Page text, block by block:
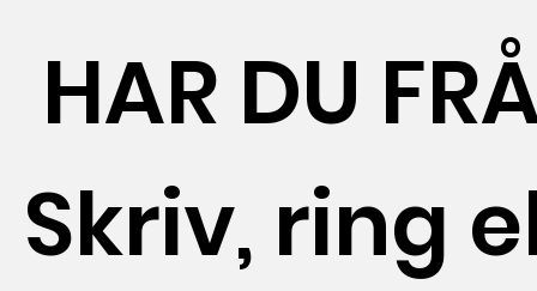
HAR DU
Skriv, ring